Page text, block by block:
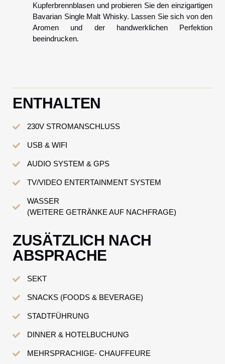
Kupferbrennblasen und probieren Sie den einzigartigen
Bavarian Single Malt Whisky. Lassen Sie sich von den
Aromen und der handwerklichen Perfektion
beeindrucken.
ENTHALTEN
230V STROMANSCHLUSS
USB & WIFI
AUDIO SYSTEM & GPS
TV/VIDEO ENTERTAINMENT SYSTEM
WASSER
(WEITERE GETRÄNKE AUF NACHFRAGE)
ZUSÄTZLICH NACH
ABSPRACHE
SEKT
SNACKS (FOODS & BEVERAGE)
STADTFÜHRUNG
DINNER & HOTELBUCHUNG
MEHRSPRACHIGE- CHAUFFEURE